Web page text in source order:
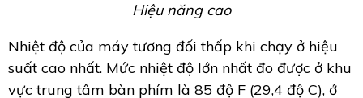
Hiệu năng cao
Nhiệt độ của máy tương đối thấp khi chạy ở hiệu
suất cao nhất. Mức nhiệt độ lớn nhất đo được ở khu
vực trung tâm bàn phím là 85 độ F (29,4 độ C), ở